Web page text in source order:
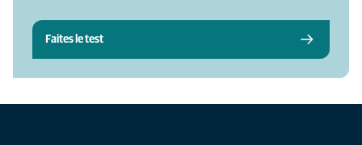
Faites le test